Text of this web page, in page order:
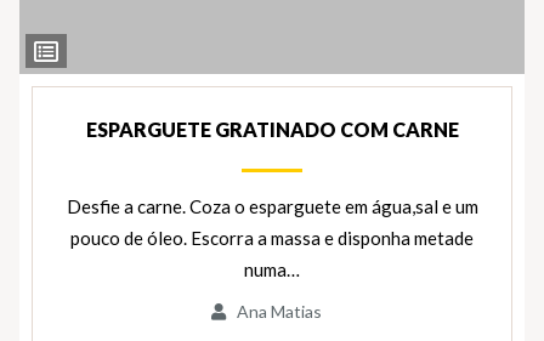
Ver
Ingredientes
ESPARGUETE GRATINADO COM CARNE
Desfie a carne. Coza o esparguete em água,sal e um
pouco de óleo. Escorra a massa e disponha metade
numa…
Ana Matias